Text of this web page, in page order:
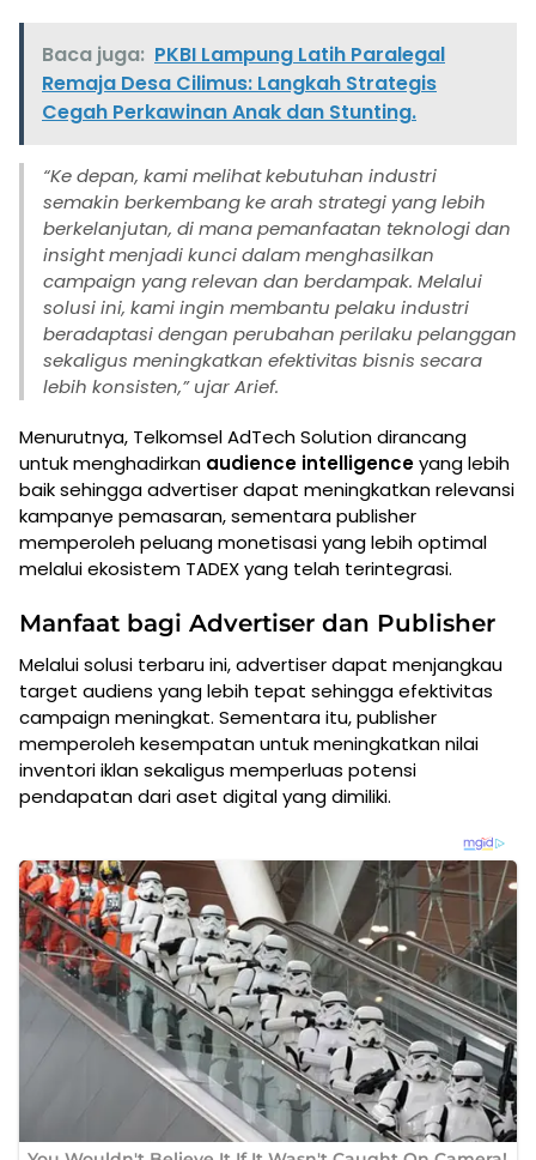
Baca juga: PKBI Lampung Latih Paralegal
Remaja Desa Cilimus: Langkah Strategis
Cegah Perkawinan Anak dan Stunting.
“Ke depan, kami melihat kebutuhan industri
semakin berkembang ke arah strategi yang lebih
berkelanjutan, di mana pemanfaatan teknologi dan
insight menjadi kunci dalam menghasilkan
campaign yang relevan dan berdampak. Melalui
solusi ini, kami ingin membantu pelaku industri
beradaptasi dengan perubahan perilaku pelanggan
sekaligus meningkatkan efektivitas bisnis secara
lebih konsisten,” ujar Arief.
Menurutnya, Telkomsel AdTech Solution dirancang
untuk menghadirkan audience intelligenceyang lebih
baik sehingga advertiser dapat meningkatkan relevansi
kampanye pemasaran, sementara publisher
memperoleh peluang monetisasi yang lebih optimal
melalui ekosistem TADEX yang telah terintegrasi.
Manfaat bagi Advertiser dan Publisher
Melalui solusi terbaru ini, advertiser dapat menjangkau
target audiens yang lebih tepat sehingga efektivitas
campaign meningkat. Sementara itu, publisher
memperoleh kesempatan untuk meningkatkan nilai
inventori iklan sekaligus memperluas potensi
pendapatan dari aset digital yang dimiliki.